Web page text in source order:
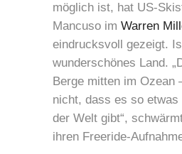
möglich ist, hat US-
Mancuso im Warren
eindrucksvoll gezeigt.
wunderschönes Land.
Berge mitten im Ozean
nicht, dass es so etwas
der Welt gibt“,
ihren Freeride-